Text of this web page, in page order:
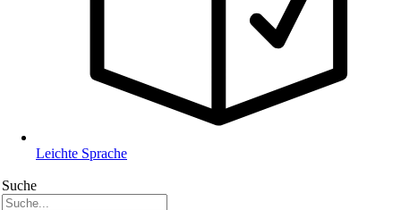
Leichte Sprache
Suche